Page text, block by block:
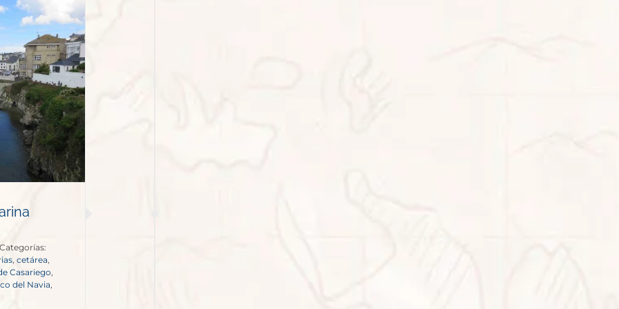
Categorías:
cetárea
Casariego
del Navia